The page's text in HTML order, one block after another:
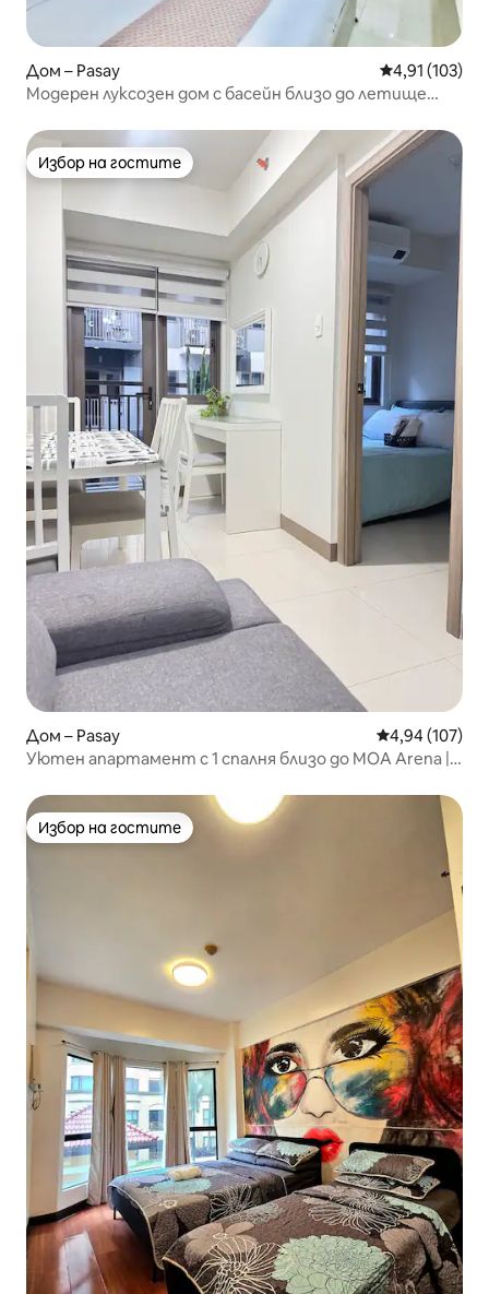
Дом – Pasay Средна
4,91 (103)
Модерен луксозен дом с басейн близо до летище
Избор на гостите
Избор на гостите
Дом – Pasay Средна
4,94 (107)
Уютен апартамент с 1 спалня близо до MOA Arena |
Избор на гостите
Избор на гостите